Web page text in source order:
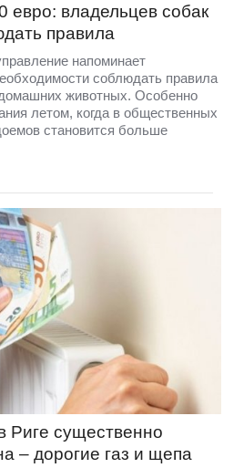
владельцев собак
правила
напоминает
соблюдать правила
животных. Особенно
летом, когда в общественных
становится больше
Риге существенно
– дорогие газ и щепа